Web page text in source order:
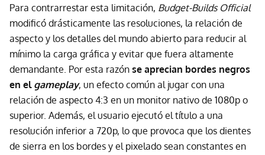
Para contrarrestar esta limitación, Budget-Builds Official
modificó drásticamente las resoluciones, la relación de
aspecto y los detalles del mundo abierto para reducir al
mínimo la carga gráfica y evitar que fuera altamente
demandante. Por esta razón se aprecian bordes negros
en el gameplay, un efecto común al jugar con una
relación de aspecto 4:3 en un monitor nativo de 1080p o
superior. Además, el usuario ejecutó el título a una
resolución inferior a 720p, lo que provoca que los dientes
de sierra en los bordes y el pixelado sean constantes en